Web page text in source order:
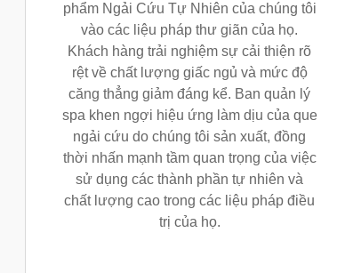
phẩm Ngải Cứu Tự Nhiên của chúng tôi
vào các liệu pháp thư giãn của họ.
Khách hàng trải nghiệm sự cải thiện rõ
rệt về chất lượng giấc ngủ và mức độ
căng thẳng giảm đáng kể. Ban quản lý
spa khen ngợi hiệu ứng làm dịu của que
ngải cứu do chúng tôi sản xuất, đồng
thời nhấn mạnh tầm quan trọng của việc
sử dụng các thành phần tự nhiên và
chất lượng cao trong các liệu pháp điều
trị của họ.